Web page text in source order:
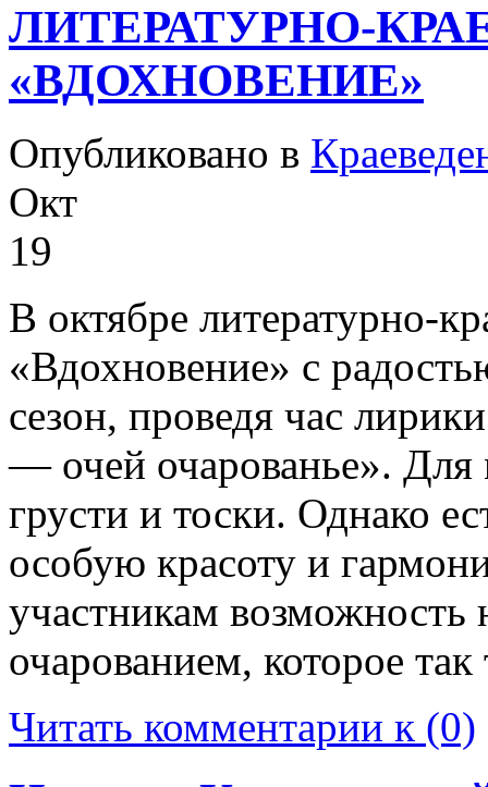
ЛИТЕРАТУРНО-
«ВДОХНОВЕНИЕ»
Опубликовано в
Окт
19
В октябре литературно-
«Вдохновение» с
сезон, проведя час
— очей очарованье».
грусти и тоски. Однако
особую красоту и
участникам возможность
очарованием, которое
Читать комментарии к (0)